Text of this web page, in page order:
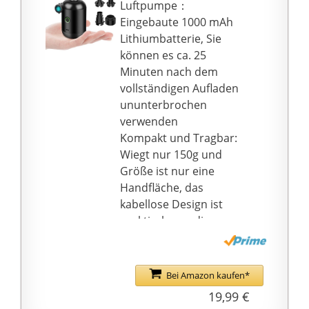
sicher, dass der
Füllschlauch fest mit
dem Anschluss der
manuellen Luftpumpe
verbunden ist.
️WAS SIE ERHALTEN -
Ihre Pumpe.
Rahmenmontagesatz
mit Befestigungsband.
Nadelaufsätze zum
Aufblasen von
Sportbällen. Zubehör
für Schlauchboote.
Anweisungen.
️WARUM BEI
VELOCHAMPION
KAUFEN – Wir stellen
seit über 12 Jahren
entwickeln effiziente
Fahrradausrüstung und
Zubehör für jeden
Radfahrertyp ohne den
Luftpumpe：
Eingebaute 1000 mAh
Lithiumbatterie, Sie
können es ca. 25
Minuten nach dem
vollständigen Aufladen
ununterbrochen
verwenden
Kompakt und Tragbar:
Wiegt nur 150g und
Größe ist nur eine
Handfläche, das
kabellose Design ist
praktisch, um die
Luftpumpe überall hin
Mit Batterie
Kontrollleuchte, Sie
Bei Amazon kaufen*
19,99 €